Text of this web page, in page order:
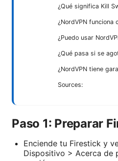
¿Qué significa Kill
¿NordVPN funciona
¿Puedo usar
¿Qué pasa si se
¿NordVPN tiene
Sources:
Paso 1: Preparar
Enciende tu Firestick y
Dispositivo > Acerca de